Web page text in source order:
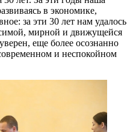
в экономике,
за эти 30 лет нам удалось
мирной и движущейся
еще более осознанно
и неспокойном